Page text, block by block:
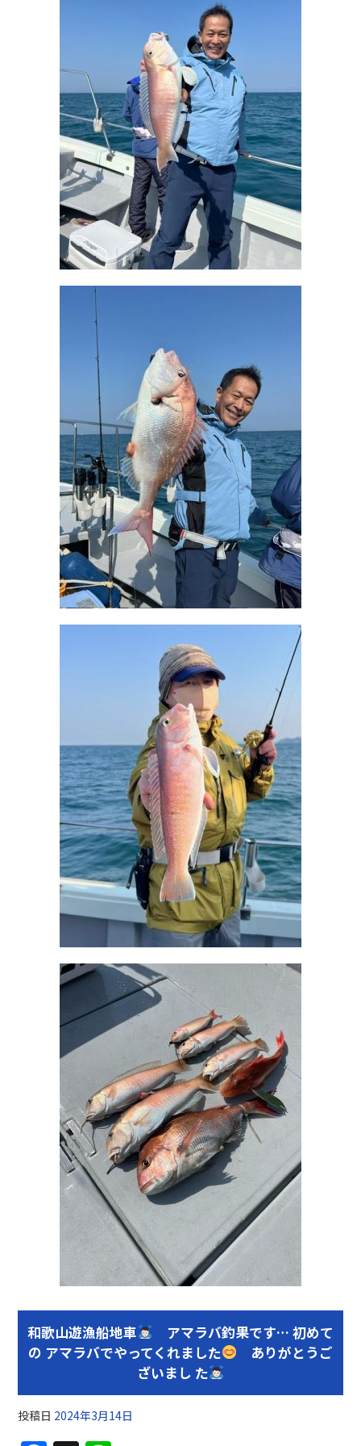
和歌山遊漁船地車
アマラバ釣果です… 初めて
の アマラバでやってくれました
ありがとうご
ざいまし た
投稿日 2024年3月14日